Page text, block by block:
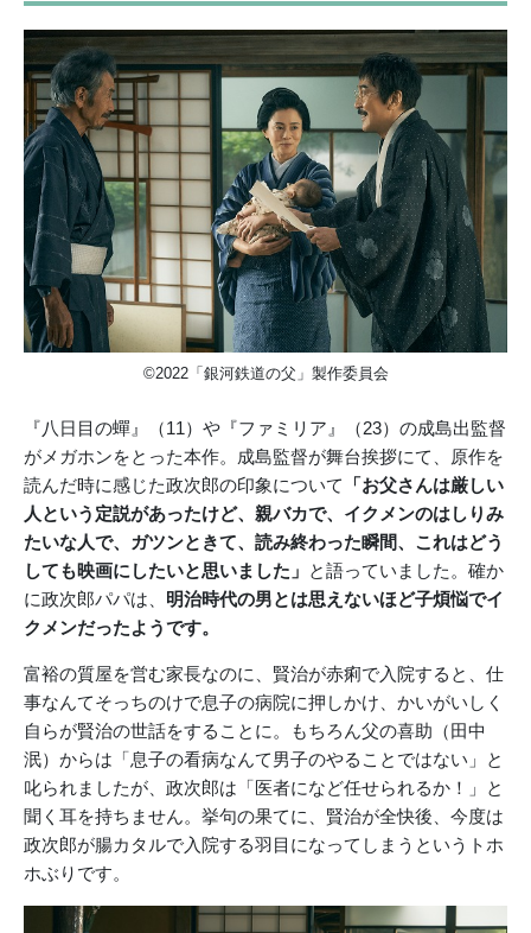
©2022「銀河鉄道の父」製作委員会
『八日目の蟬』（11）や『ファミリア』（23）の成島出監督
がメガホンをとった本作。成島監督が舞台挨拶にて、原作を
読んだ時に感じた政次郎の印象について
「お父さんは厳しい
人という定説があったけど、親バカで、イクメンのはしりみ
たいな人で、ガツンときて、読み終わった瞬間、これはどう
しても映画にしたいと思いました」 と語っていました。確か
に政次郎パパは、 明治時代の男とは思えないほど子煩悩でイ
クメンだったようです。
富裕の質屋を営む家長なのに、賢治が赤痢で入院すると、仕
事なんてそっちのけで息子の病院に押しかけ、かいがいしく
自らが賢治の世話をすることに。もちろん父の喜助（田中
泯）からは「息子の看病なんて男子のやることではない」と
叱られましたが、政次郎は「医者になど任せられるか！」と
聞く耳を持ちません。挙句の果てに、賢治が全快後、今度は
政次郎が腸カタルで入院する羽目になってしまうというトホ
ホぶりです。